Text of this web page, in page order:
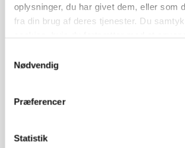
oplysninger, du har givet dem, eller som
fra din brug af deres tjenester. Du
Nødvendig
Præferencer
Statistik
POLITIK
protestgruppe vil demonstrere mod
gødskningslov
Folketinget behandler ny